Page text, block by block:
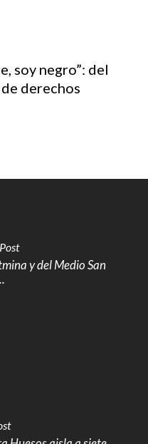
soy negro”: del
derechos
y del Medio San